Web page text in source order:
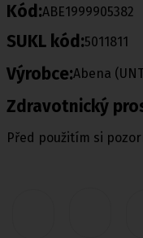
Kód:ABE1999905382
SUKL kód:5011811
Výrobce:Abena
Zdravotnický
Před použitím si